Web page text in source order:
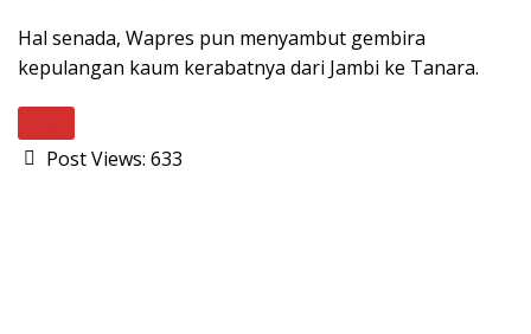
Hal senada, Wapres pun menyambut gembira
kepulangan kaum kerabatnya dari Jambi ke Tanara.
Post Views: 633